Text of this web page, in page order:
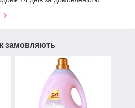
замовляють